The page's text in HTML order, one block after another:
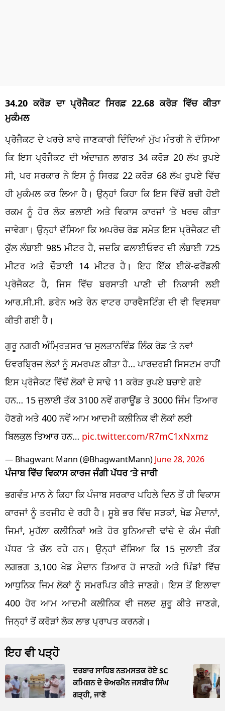
34.20 ਕਰੋੜ ਦਾ ਪ੍ਰੋਜੈਕਟ ਸਿਰਫ਼ 22.68 ਕਰੋੜ ਵਿੱਚ ਕੀਤਾ
ਮੁਕੰਮਲ
ਪ੍ਰੋਜੈਕਟ ਦੇ ਖਰਚੇ ਬਾਰੇ ਜਾਣਕਾਰੀ ਦਿੰਦਿਆਂ ਮੁੱਖ ਮੰਤਰੀ ਨੇ ਦੱਸਿਆ
ਕਿ ਇਸ ਪ੍ਰੋਜੈਕਟ ਦੀ ਅੰਦਾਜ਼ਨ ਲਾਗਤ 34 ਕਰੋੜ 20 ਲੱਖ ਰੁਪਏ
ਸੀ, ਪਰ ਸਰਕਾਰ ਨੇ ਇਸ ਨੂੰ ਸਿਰਫ਼ 22 ਕਰੋੜ 68 ਲੱਖ ਰੁਪਏ ਵਿੱਚ
ਹੀ ਮੁਕੰਮਲ ਕਰ ਲਿਆ ਹੈ। ਉਨ੍ਹਾਂ ਕਿਹਾ ਕਿ ਇਸ ਵਿੱਚੋਂ ਬਚੀ ਹੋਈ
ਰਕਮ ਨੂੰ ਹੋਰ ਲੋਕ ਭਲਾਈ ਅਤੇ ਵਿਕਾਸ ਕਾਰਜਾਂ ‘ਤੇ ਖਰਚ ਕੀਤਾ
ਜਾਵੇਗਾ। ਉਨ੍ਹਾਂ ਦੱਸਿਆ ਕਿ ਅਪਰੋਚ ਰੋਡ ਸਮੇਤ ਇਸ ਪ੍ਰੋਜੈਕਟ ਦੀ
ਕੁੱਲ ਲੰਬਾਈ 985 ਮੀਟਰ ਹੈ, ਜਦਕਿ ਫਲਾਈਓਵਰ ਦੀ ਲੰਬਾਈ 725
ਮੀਟਰ ਅਤੇ ਚੌੜਾਈ 14 ਮੀਟਰ ਹੈ। ਇਹ ਇੱਕ ਈਕੋ-ਫਰੈਂਡਲੀ
ਪ੍ਰੋਜੈਕਟ ਹੈ, ਜਿਸ ਵਿੱਚ ਬਰਸਾਤੀ ਪਾਣੀ ਦੀ ਨਿਕਾਸੀ ਲਈ
ਆਰ.ਸੀ.ਸੀ. ਡਰੇਨ ਅਤੇ ਰੇਨ ਵਾਟਰ ਹਾਰਵੈਸਟਿੰਗ ਦੀ ਵੀ ਵਿਵਸਥਾ
ਕੀਤੀ ਗਈ ਹੈ।
ਗੁਰੂ ਨਗਰੀ ਅੰਮ੍ਰਿਤਸਰ ‘ਚ ਸੁਲਤਾਨਵਿੰਡ ਲਿੰਕ ਰੋਡ ‘ਤੇ ਨਵਾਂ
ਓਵਰਬ੍ਰਿਜ ਲੋਕਾਂ ਨੂੰ ਸਮਰਪਣ ਕੀਤਾ ਹੈ… ਪਾਰਦਰਸ਼ੀ ਸਿਸਟਮ ਰਾਹੀਂ
ਇਸ ਪ੍ਰੋਜੈਕਟ ਵਿੱਚੋਂ ਲੋਕਾਂ ਦੇ ਸਾਢੇ 11 ਕਰੋੜ ਰੁਪਏ ਬਚਾਏ ਗਏ
ਹਨ… 15 ਜੁਲਾਈ ਤੱਕ 3100 ਨਵੇਂ ਗਰਾਊਂਡ ਤੇ 3000 ਜਿੰਮ ਤਿਆਰ
ਹੋਣਗੇ ਅਤੇ 400 ਨਵੇਂ ਆਮ ਆਦਮੀ ਕਲੀਨਿਕ ਵੀ ਲੋਕਾਂ ਲਈ
ਬਿਲਕੁਲ ਤਿਆਰ ਹਨ… pic.twitter.com/R7mC1xNxmz
— Bhagwant Mann (@BhagwantMann) June 28, 2026
ਪੰਜਾਬ ਵਿੱਚ ਵਿਕਾਸ ਕਾਰਜ ਜੰਗੀ ਪੱਧਰ ‘ਤੇ ਜਾਰੀ
ਭਗਵੰਤ ਮਾਨ ਨੇ ਕਿਹਾ ਕਿ ਪੰਜਾਬ ਸਰਕਾਰ ਪਹਿਲੇ ਦਿਨ ਤੋਂ ਹੀ ਵਿਕਾਸ
ਕਾਰਜਾਂ ਨੂੰ ਤਰਜੀਹ ਦੇ ਰਹੀ ਹੈ। ਸੂਬੇ ਭਰ ਵਿੱਚ ਸੜਕਾਂ, ਖੇਡ ਮੈਦਾਨਾਂ,
ਜਿਮਾਂ, ਮੁਹੱਲਾ ਕਲੀਨਿਕਾਂ ਅਤੇ ਹੋਰ ਬੁਨਿਆਦੀ ਢਾਂਚੇ ਦੇ ਕੰਮ ਜੰਗੀ
ਪੱਧਰ ‘ਤੇ ਚੱਲ ਰਹੇ ਹਨ। ਉਨ੍ਹਾਂ ਦੱਸਿਆ ਕਿ 15 ਜੁਲਾਈ ਤੱਕ
ਲਗਭਗ 3,100 ਖੇਡ ਮੈਦਾਨ ਤਿਆਰ ਹੋ ਜਾਣਗੇ ਅਤੇ ਪਿੰਡਾਂ ਵਿੱਚ
ਆਧੁਨਿਕ ਜਿਮ ਲੋਕਾਂ ਨੂੰ ਸਮਰਪਿਤ ਕੀਤੇ ਜਾਣਗੇ। ਇਸ ਤੋਂ ਇਲਾਵਾ
400 ਹੋਰ ਆਮ ਆਦਮੀ ਕਲੀਨਿਕ ਵੀ ਜਲਦ ਸ਼ੁਰੂ ਕੀਤੇ ਜਾਣਗੇ,
ਜਿਨ੍ਹਾਂ ਤੋਂ ਕਰੋੜਾਂ ਲੋਕ ਲਾਭ ਪ੍ਰਾਪਤ ਕਰਨਗੇ।
ਇਹ ਵੀ ਪੜ੍ਹੋ
ਦਰਬਾਰ ਸਾਹਿਬ ਨਤਮਸਤਕ ਹੋਏ SC
ਕਮਿਸ਼ਨ ਦੇ ਚੇਅਰਮੈਨ ਜਸਬੀਰ ਸਿੰਘ
ਗੜ੍ਹੀ, ਜਾਣੋ